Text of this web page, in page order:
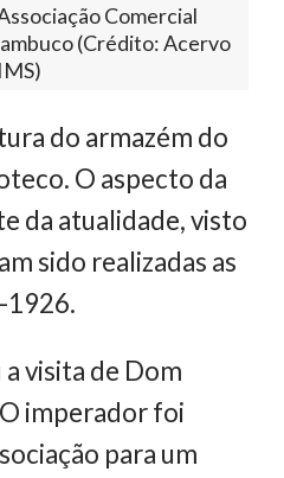
Comercial
(Crédito: Acervo
IMS)
do armazém do
O aspecto da
da atualidade, visto
sido realizadas as
1926.
a visita de Dom
imperador foi
para um